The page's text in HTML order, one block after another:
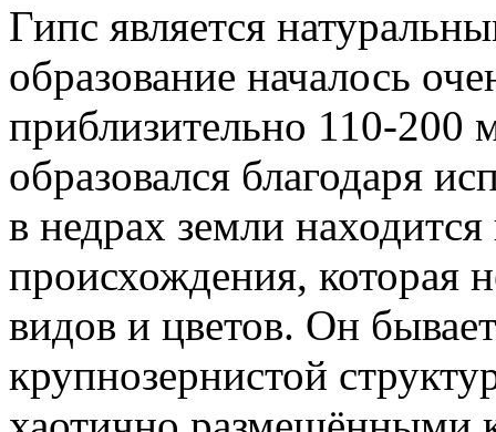
Гипс является
образование началось
приблизительно 110-200
образовался благодаря
в недрах земли
происхождения, которая
видов и цветов. Он
крупнозернистой